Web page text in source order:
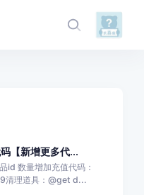
【新增更多代...
id 数量增加充值代码：
理道具：@get d...